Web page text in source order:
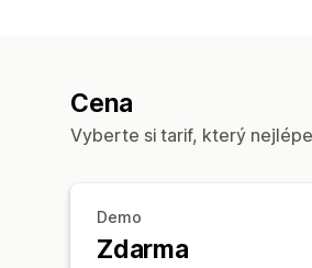
Cena
Vyberte si tarif, který
Demo
Zdarma